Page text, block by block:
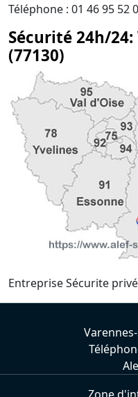
Téléphone : 01 46 95 52
Sécurité 24h/
(77130)
Entreprise Sécurite